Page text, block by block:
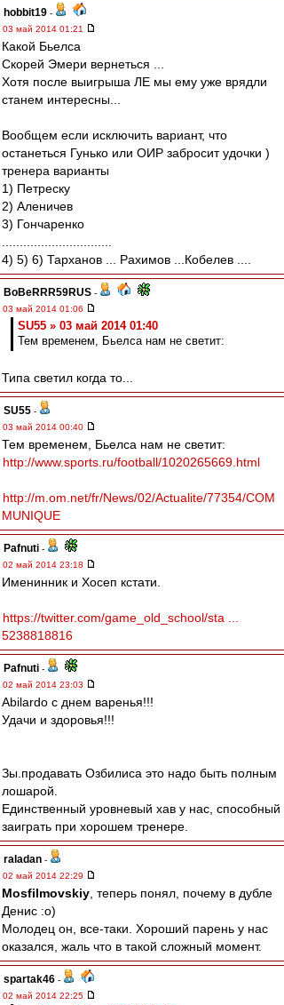
hobbit19 -
03 май 2014 01:21
Какой Бьелса
Скорей Эмери вернеться ...
Хотя после выигрыша ЛЕ мы ему уже врядли
станем интересны...
Вообщем если исключить вариант, что
останеться Гунько или ОИР забросит удочки )
тренера варианты
1) Петреску
2) Аленичев
3) Гончаренко
4) 5) 6) Тарханов ... Рахимов ...Кобелев ....
BoBeRRR59RUS -
03 май 2014 01:06
SU55 » 03 май 2014 01:40
Тем временем, Бьелса нам не светит:
Типа светил когда то...
SU55 -
03 май 2014 00:40
Тем временем, Бьелса нам не светит:
http://www.sports.ru/football/1020265669.html
http://m.om.net/fr/News/02/Actualite/77354/COM
MUNIQUE
Pafnuti -
02 май 2014 23:18
Именинник и Хосеп кстати.
https://twitter.com/game_old_school/sta ...
5238818816
Pafnuti -
02 май 2014 23:03
Abilardo с днем варенья!!!
Удачи и здоровья!!!
Зы.продавать Озбилиса это надо быть полным
лошарой.
Единственный уровневый хав у нас, способный
заиграть при хорошем тренере.
raladan -
02 май 2014 22:29
Mosfilmovskiy , теперь понял, почему в дубле
Денис :о)
Молодец он, все-таки. Хороший парень у нас
оказался, жаль что в такой сложный момент.
spartak46 -
02 май 2014 22:25